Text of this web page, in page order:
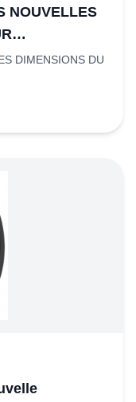
NOUVELLES
DIMENSIONS DU